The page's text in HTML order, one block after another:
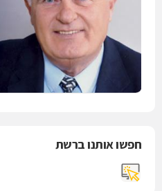
חפשו אותנו ברשת